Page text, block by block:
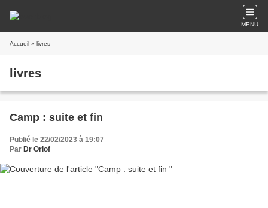
MENU
Accueil » livres
livres
Camp : suite et fin
Publié le 22/02/2023 à 19:07
Par Dr Orlof